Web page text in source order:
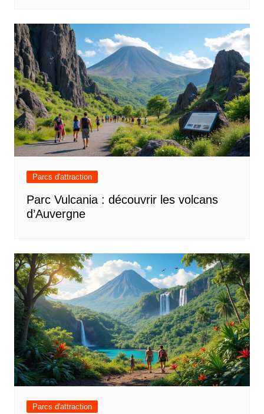
Parcs d'attraction
Parc Vulcania : découvrir les volcans
d’Auvergne
Parcs d'attraction